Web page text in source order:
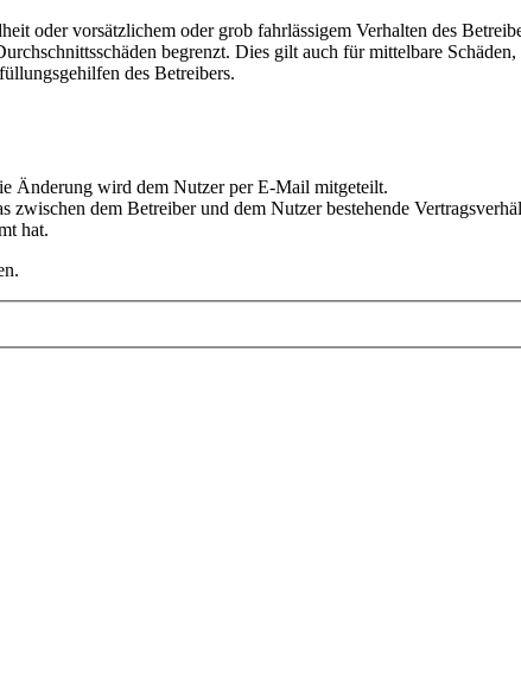
oder vorsätzlichem oder grob fahrlässigem Verhalten des
begrenzt. Dies gilt auch für mittelbare
des Betreibers.
Änderung wird dem Nutzer per E-Mail mitgeteilt.
dem Betreiber und dem Nutzer bestehende
hat.